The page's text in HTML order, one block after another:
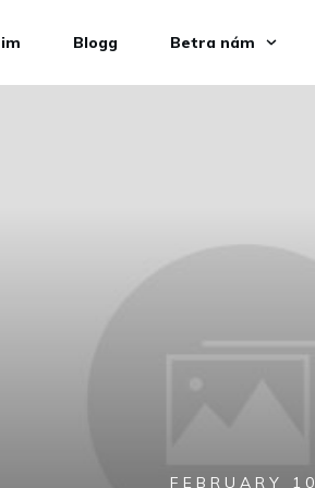
Blogg Betra nám
FEBRUARY 10